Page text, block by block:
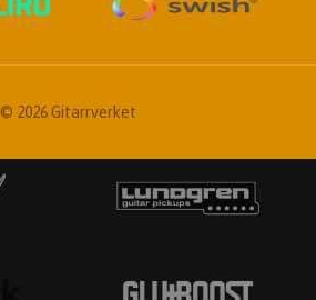
© 2026 Gitarrverket